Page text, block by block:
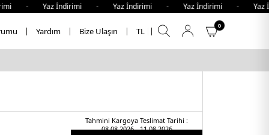
İndirimi - Yaz İndirimi - Yaz İndirimi -
Yardım Bize Ulaşın TL
0
Tahmini Kargoya Teslimat Tarihi :
08.08.2026 - 11.08.2026